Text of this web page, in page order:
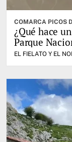
COMARCA PICOS
¿Qué hace
Parque
EL FIELATO Y EL